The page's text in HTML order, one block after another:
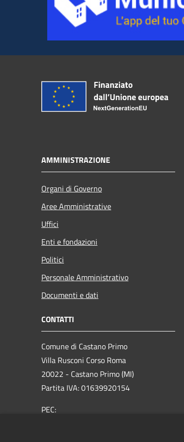
AMMINISTRAZIONE
Organi di Governo
Aree Amministrative
Uffici
Enti e fondazioni
Politici
Personale Amministrativo
Documenti e dati
CONTATTI
Comune di Castano Primo
Villa Rusconi Corso Roma
20022 - Castano Primo (MI)
Partita IVA: 01639920154
PEC: